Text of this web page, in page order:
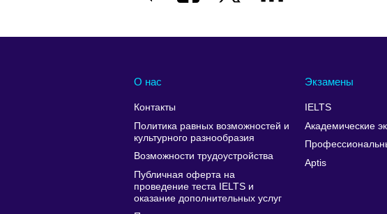
О нас
Контакты
Политика равных возможностей и
культурного разнообразия
Возможности трудоустройства
Публичная оферта на
проведение теста IELTS и
оказание дополнительных услуг
Экзамены
IELTS
Академические
Aptis